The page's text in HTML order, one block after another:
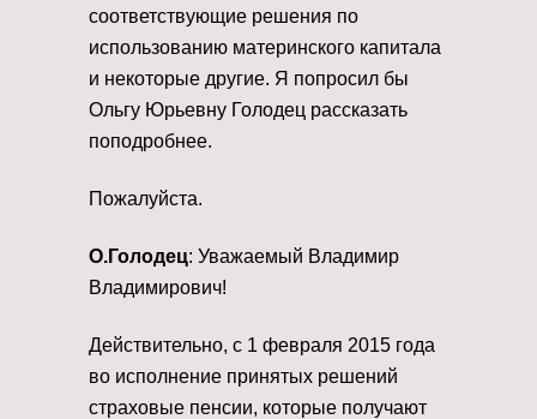
соответствующие решения по
использованию материнского капитала
и некоторые другие. Я попросил бы
Ольгу Юрьевну Голодец рассказать
поподробнее.
Пожалуйста.
О.Голодец: Уважаемый Владимир
Владимирович!
Действительно, с 1 февраля 2015 года
во исполнение принятых решений
страховые пенсии, которые получают